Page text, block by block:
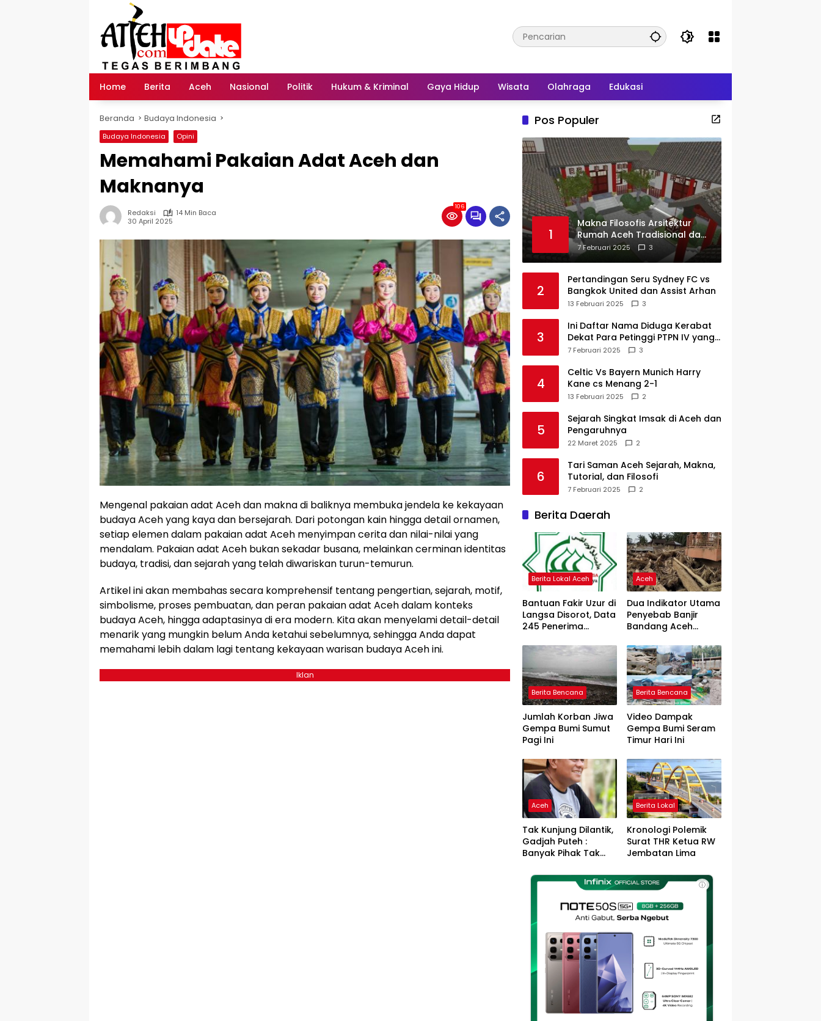
Home Berita Aceh Nasional Politik Hukum & Kriminal Gaya Hidup Wisata Olahraga Edukasi
Beranda Budaya Indonesia
Budaya Indonesia Opini
Memahami Pakaian Adat Aceh dan
Maknanya
Redaksi
14 Min Baca
30 April 2025
106
Mengenal pakaian adat Aceh dan makna di baliknya membuka jendela ke kekayaan
budaya Aceh yang kaya dan bersejarah. Dari potongan kain hingga detail ornamen,
setiap elemen dalam pakaian adat Aceh menyimpan cerita dan nilai-nilai yang
mendalam. Pakaian adat Aceh bukan sekadar busana, melainkan cerminan identitas
budaya, tradisi, dan sejarah yang telah diwariskan turun-temurun.
Artikel ini akan membahas secara komprehensif tentang pengertian, sejarah, motif,
simbolisme, proses pembuatan, dan peran pakaian adat Aceh dalam konteks
budaya Aceh, hingga adaptasinya di era modern. Kita akan menyelami detail-detail
menarik yang mungkin belum Anda ketahui sebelumnya, sehingga Anda dapat
memahami lebih dalam lagi tentang kekayaan warisan budaya Aceh ini.
Iklan
Pos Populer
1
Makna Filosofis Arsitektur
Rumah Aceh Tradisional dan
Sejarah Perkembangannya
7 Februari 2025 3
2
Pertandingan Seru Sydney FC vs
Bangkok United dan Assist Arhan
13 Februari 2025 3
3
Ini Daftar Nama Diduga Kerabat
Dekat Para Petinggi PTPN IV yang
Lulus PKWT
7 Februari 2025 3
4
Celtic Vs Bayern Munich Harry
Kane cs Menang 2-1
13 Februari 2025 2
5
Sejarah Singkat Imsak di Aceh dan
Pengaruhnya
22 Maret 2025 2
6
Tari Saman Aceh Sejarah, Makna,
Tutorial, dan Filosofi
7 Februari 2025 2
Berita Daerah
Berita Lokal Aceh
Bantuan Fakir Uzur di
Langsa Disorot, Data
245 Penerima
Aceh
Dua Indikator Utama
Penyebab Banjir
Bandang Aceh
Puteh Soroti
Kerusakan DAS
Berita Bencana
Jumlah Korban Jiwa
Gempa Bumi Sumut
Pagi Ini
Berita Bencana
Video Dampak
Gempa Bumi Seram
Timur Hari Ini
Aceh
Tak Kunjung Dilantik,
Gadjah Puteh :
Banyak Pihak Tak
Jadi Pemimpin Kota
Berita Lokal
Kronologi Polemik
Surat THR Ketua RW
Jembatan Lima
ⓘ